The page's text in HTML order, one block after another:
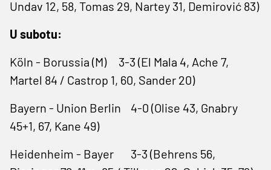
Undav 12, 58, Tomas 29, Nartey 31, Demirović 83)
U subotu:
Köln - Borussia (M) 3-3 (El Mala 4, Ache 7,
Martel 84 / Castrop 1, 60, Sander 20)
Bayern - Union Berlin 4-0 (Olise 43, Gnabry
45+1, 67, Kane 49)
Heidenheim - Bayer 3-3 (Behrens 56,